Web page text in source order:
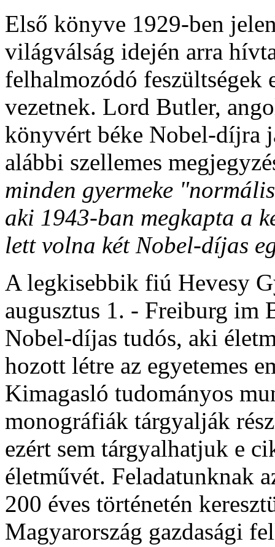
Első könyve 1929-ben
világválság idején arra
felhalmozódó
vezetnek. Lord Butler,
könyvért béke Nobel-díjra
alábbi szellemes
minden gyermeke
aki 1943-ban megkapta a
lett volna két Nobel-díjas
A legkisebbik fiú Hevesy
augusztus 1. - Freiburg im
Nobel-díjas tudós, aki
hozott létre az egyetemes
Kimagasló tudományos
monográfiák tárgyalják
ezért sem tárgyalhatjuk e
életművét. Feladatunknak
200 éves történetén
Magyarország gazdasági